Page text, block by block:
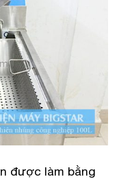
được làm bằng